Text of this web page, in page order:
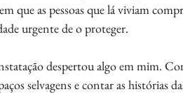
que as pessoas que lá viviam
urgente de o proteger.
despertou algo em mim.
selvagens e contar as